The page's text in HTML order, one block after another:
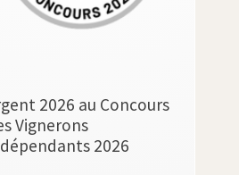
2026 au Concours
Vignerons
2026